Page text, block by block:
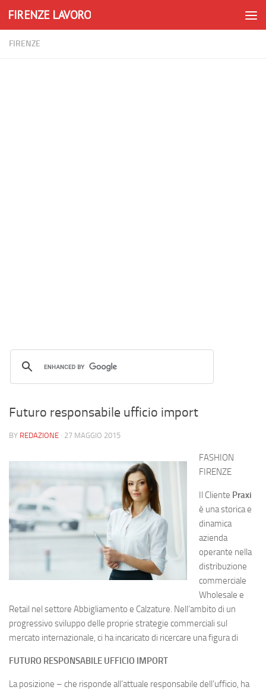
Skip to content
FIRENZE LAVORO
FIRENZE
Futuro responsabile ufficio import
BY REDAZIONE · 27 MAGGIO 2015
FASHION
FIRENZE
Il Cliente Praxi
è una storica e
dinamica
azienda
operante nella
distribuzione
commerciale
Wholesale e
Retail nel settore Abbigliamento e Calzature. Nell’ambito di un
progressivo sviluppo delle proprie strategie commerciali sul
mercato internazionale, ci ha incaricato di ricercare una figura di
FUTURO RESPONSABILE UFFICIO IMPORT
La posizione – che risponde all’attuale responsabile dell’ufficio, ha